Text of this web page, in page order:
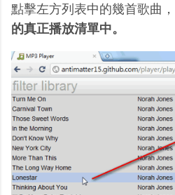
點擊左方列表中的幾首歌曲，
的真正播放清單中。